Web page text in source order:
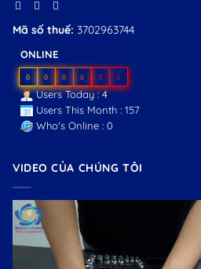
Mã số thuế: 3702963744
ONLINE
0 0 0 8 3 5
Users Today : 4
Users This Month : 157
Who's Online : 0
VIDEO CỦA CHÚNG TÔI